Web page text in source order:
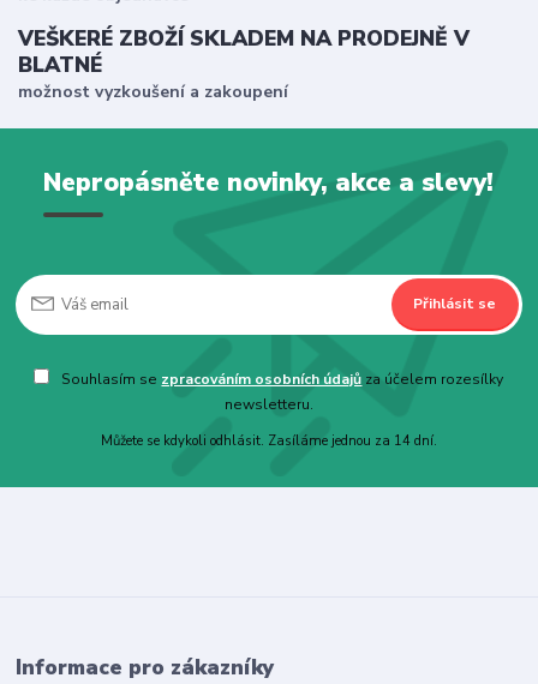
VEŠKERÉ ZBOŽÍ SKLADEM NA PRODEJNĚ V
BLATNÉ
možnost vyzkoušení a zakoupení
Nepropásněte novinky, akce a slevy!
Přihlásit se
Souhlasím se zpracováním osobních údajů za účelem rozesílky
newsletteru.
Můžete se kdykoli odhlásit. Zasíláme jednou za 14 dní.
Informace pro zákazníky